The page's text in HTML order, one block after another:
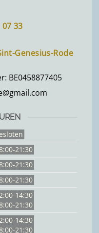
33
Genesius-Rode
BE0458877405
21:30
21:30
21:30
14:30
21:30
14:30
21:30